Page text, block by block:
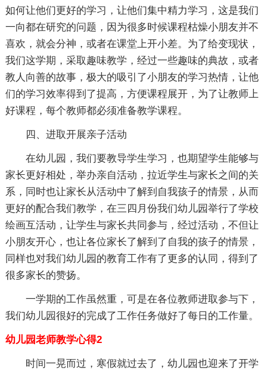
如何让他们更好的学习，让他们集中精力学习，这是我们
一向都在研究的问题，因为很多时候课程枯燥小朋友并不
喜欢，就会分神，或者在课堂上开小差。为了给变现状，
我们这学期，采取趣味教学，经过一些趣味的典故，或者
教人向善的故事，极大的吸引了小朋友的学习热情，让他
们的学习效率得到了提高，方便课程展开，为了让教师上
好课程，每个教师都必须准备教学课程。
四、进取开展亲子活动
在幼儿园，我们要教导学生学习，也期望学生能够与
家长更好相处，举办亲自活动，拉近学生与家长之间的关
系，同时也让家长从活动中了解到自我孩子的情景，从而
更好的配合我们教学，在三四月份我们幼儿园举行了学校
绘画互活动，让学生与家长共同参与，经过活动，不但让
小朋友开心，也让各位家长了解到了自我的孩子的情景，
同样也对我们幼儿园的教育工作有了更多的认同，得到了
很多家长的赞扬。
一学期的工作虽然重，可是在各位教师进取参与下，
我们幼儿园很好的完成了工作任务做好了每日的工作量。
幼儿园老师教学心得2
时间一晃而过，寒假就过去了，幼儿园也迎来了开学